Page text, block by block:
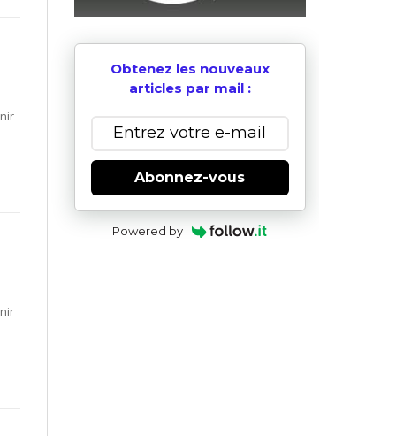
Obtenez les nouveaux
articles par mail :
Abonnez-vous
Powered by